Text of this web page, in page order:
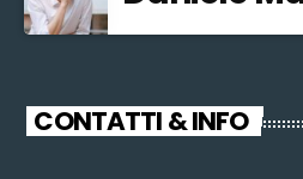
CONTATTI & INFO